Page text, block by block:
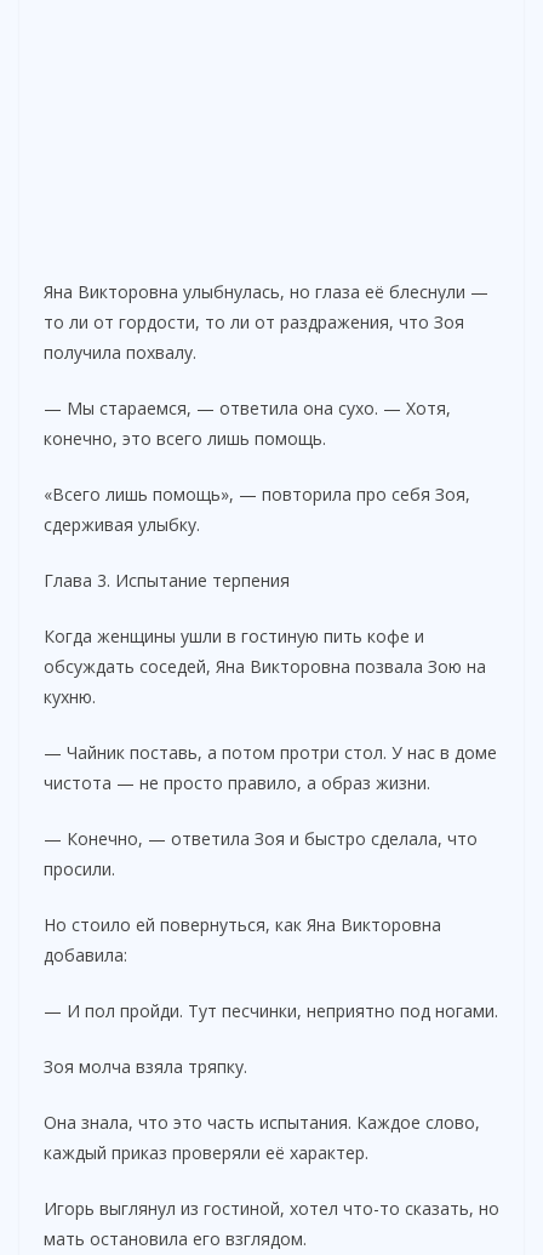
Яна Викторовна улыбнулась, но глаза её блеснули —
то ли от гордости, то ли от раздражения, что Зоя
получила похвалу.
— Мы стараемся, — ответила она сухо. — Хотя,
конечно, это всего лишь помощь.
«Всего лишь помощь», — повторила про себя Зоя,
сдерживая улыбку.
Глава 3. Испытание терпения
Когда женщины ушли в гостиную пить кофе и
обсуждать соседей, Яна Викторовна позвала Зою на
кухню.
— Чайник поставь, а потом протри стол. У нас в доме
чистота — не просто правило, а образ жизни.
— Конечно, — ответила Зоя и быстро сделала, что
просили.
Но стоило ей повернуться, как Яна Викторовна
добавила:
— И пол пройди. Тут песчинки, неприятно под ногами.
Зоя молча взяла тряпку.
Она знала, что это часть испытания. Каждое слово,
каждый приказ проверяли её характер.
Игорь выглянул из гостиной, хотел что-то сказать, но
мать остановила его взглядом.